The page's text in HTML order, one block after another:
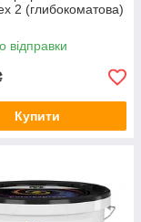
2 (глибокоматова)
відправки
Купити